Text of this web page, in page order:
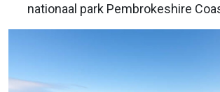
nationaal park Pembrokeshire